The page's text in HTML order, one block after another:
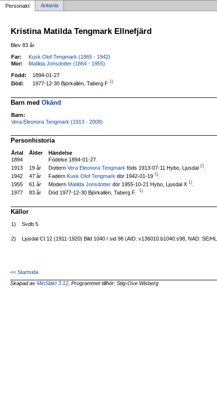
Personakt Antavla
Kristina Matilda Tengmark Ellnefjärd
Blev 83 år.
Far:
Kusk Olof Tengmark (1865 - 1942)
Mor:
Matilda Jonsdotter (1864 - 1955)
Född:
1894-01-27
Död:
1977-12-30 Björkallén, Taberg F 1)
Barn medOkänd
Barn:
Vera Eleonora Tengmark (1913 - 2008)
Personhistoria
Årtal Ålder
Händelse
1894
Födelse 1894-01-27.
1913
19 år DotternVera Eleonora Tengmark föds 1913-07-11 Hybo, Ljusdal 2)
1942
47 år FadernKusk Olof Tengmark dör 1942-01-19 1)
1955
61 år ModernMatilda Jonsdotter dör 1955-10-21 Hybo, Ljusdal X 1)
1977
83 år Död 1977-12-30 Björkallén, Taberg F. 1)
Källor
1) Svdb 5
2) Ljusdal CI:12 (1911-1920) Bild 1040 / sid 98 (AID: v136010.b1040.s98, NAD: SE/
<< Startsida
Skapad avMinSläkt 3.12 , Programmet tillhör: Stig-Ove Wisberg